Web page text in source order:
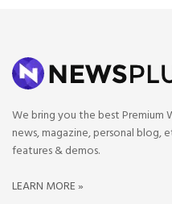
We bring you the best Premium
news, magazine, personal blog,
features & demos.
LEARN MORE »